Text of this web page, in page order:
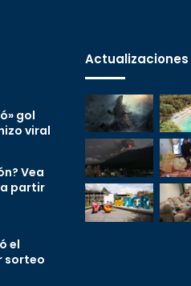
gol
viral
Vea
partir
el
sorteo
Actualizaciones